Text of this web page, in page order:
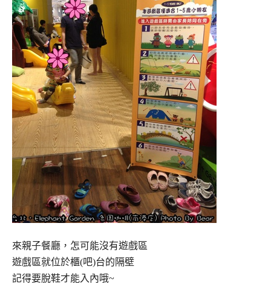
來親子餐廳，怎可能沒有遊戲區
遊戲區就位於櫃(吧)台的隔壁
記得要脫鞋才能入內哦~